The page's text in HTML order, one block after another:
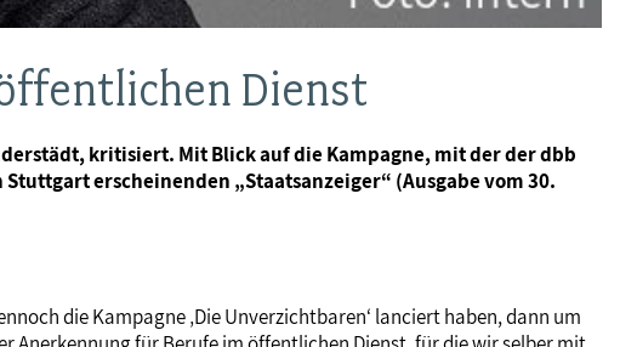
Dienst
kritisiert. Mit Blick auf die Kampagne, mit der der dbb
erscheinenden „Staatsanzeiger“ (Ausgabe vom 30.
die Kampagne ‚Die Unverzichtbaren‘ lanciert haben, dann um